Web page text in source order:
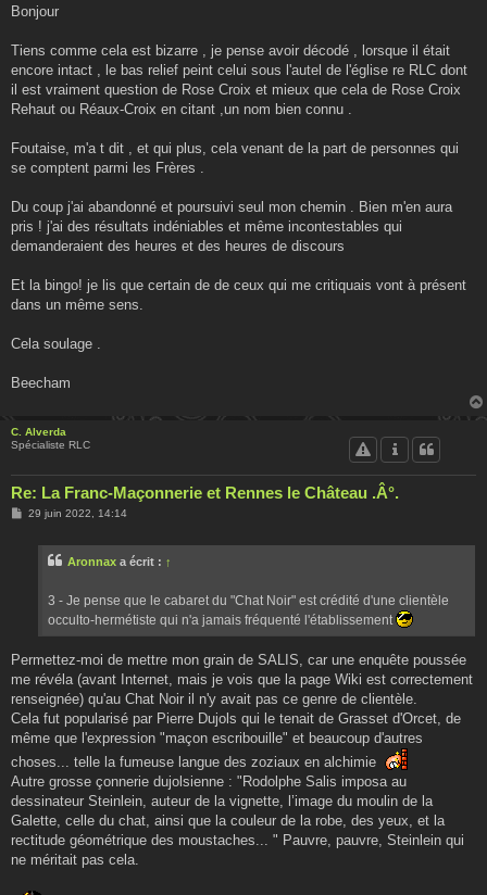
s
g
Bonjour
Tiens comme cela est bizarre , je pense avoir décodé , lorsque il était
encore intact , le bas relief peint celui sous l'autel de l'église re RLC dont
il est vraiment question de Rose Croix et mieux que cela de Rose Croix
Rehaut ou Réaux-Croix en citant ,un nom bien connu .
Foutaise, m'a t dit , et qui plus, cela venant de la part de personnes qui
se comptent parmi les Frères .
Du coup j'ai abandonné et poursuivi seul mon chemin . Bien m'en aura
pris ! j'ai des résultats indéniables et même incontestables qui
demanderaient des heures et des heures de discours
Et la bingo! je lis que certain de de ceux qui me critiquais vont à présent
dans un même sens.
Cela soulage .
Beecham
C. Alverda
Spécialiste RLC
Re: La Franc-Maçonnerie et Rennes le Château .Â°.
M29 juin 2022, 14:14
Aronnax a écrit : ↑
3 - Je pense que le cabaret du "Chat Noir" est crédité d'une clientèle
occulto-hermétiste qui n'a jamais fréquenté l'établissement
Permettez-moi de mettre mon grain de SALIS, car une enquête poussée
me révéla (avant Internet, mais je vois que la page Wiki est correctement
renseignée) qu'au Chat Noir il n'y avait pas ce genre de clientèle.
Cela fut popularisé par Pierre Dujols qui le tenait de Grasset d'Orcet, de
même que l'expression "maçon escribouille" et beaucoup d'autres
choses... telle la fumeuse langue des zoziaux en alchimie
Autre grosse çonnerie dujolsienne : "Rodolphe Salis imposa au
dessinateur Steinlein, auteur de la vignette, l’image du moulin de la
Galette, celle du chat, ainsi que la couleur de la robe, des yeux, et la
rectitude géométrique des moustaches... " Pauvre, pauvre, Steinlein qui
ne méritait pas cela.